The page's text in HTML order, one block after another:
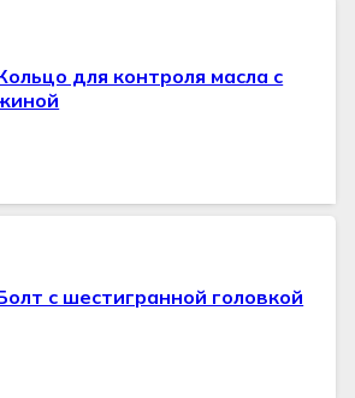
для контроля масла с
с шестигранной головкой